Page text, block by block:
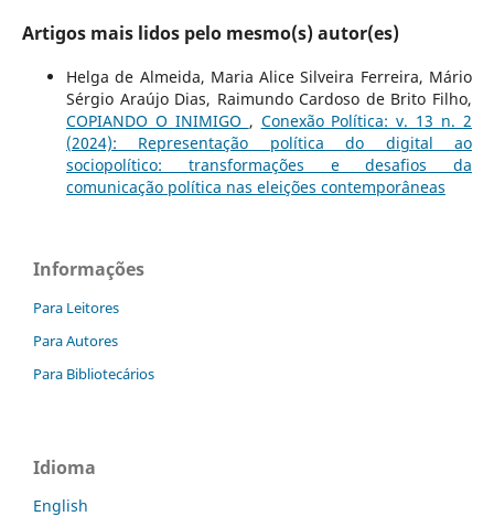
Artigos mais lidos pelo mesmo(s) autor(es)
Helga de Almeida, Maria Alice Silveira Ferreira, Mário
Sérgio Araújo Dias, Raimundo Cardoso de Brito Filho,
COPIANDO O INIMIGO , Conexão Política: v. 13 n. 2
(2024): Representação política do digital ao
sociopolítico: transformações e desafios da
comunicação política nas eleições contemporâneas
Informações
Para Leitores
Para Autores
Para Bibliotecários
Idioma
English